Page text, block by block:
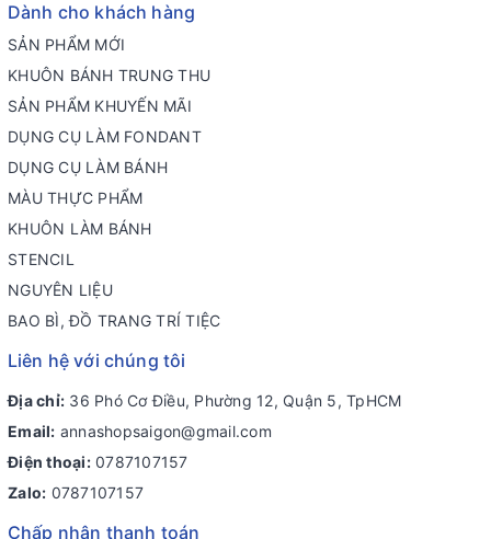
Dành cho khách hàng
SẢN PHẨM MỚI
KHUÔN BÁNH TRUNG THU
SẢN PHẨM KHUYẾN MÃI
DỤNG CỤ LÀM FONDANT
DỤNG CỤ LÀM BÁNH
MÀU THỰC PHẨM
KHUÔN LÀM BÁNH
STENCIL
NGUYÊN LIỆU
BAO BÌ, ĐỒ TRANG TRÍ TIỆC
Liên hệ với chúng tôi
Địa chỉ: 36 Phó Cơ Điều, Phường 12, Quận 5, TpHCM
Email: annashopsaigon@gmail.com
Điện thoại: 0787107157
Zalo: 0787107157
Chấp nhận thanh toán